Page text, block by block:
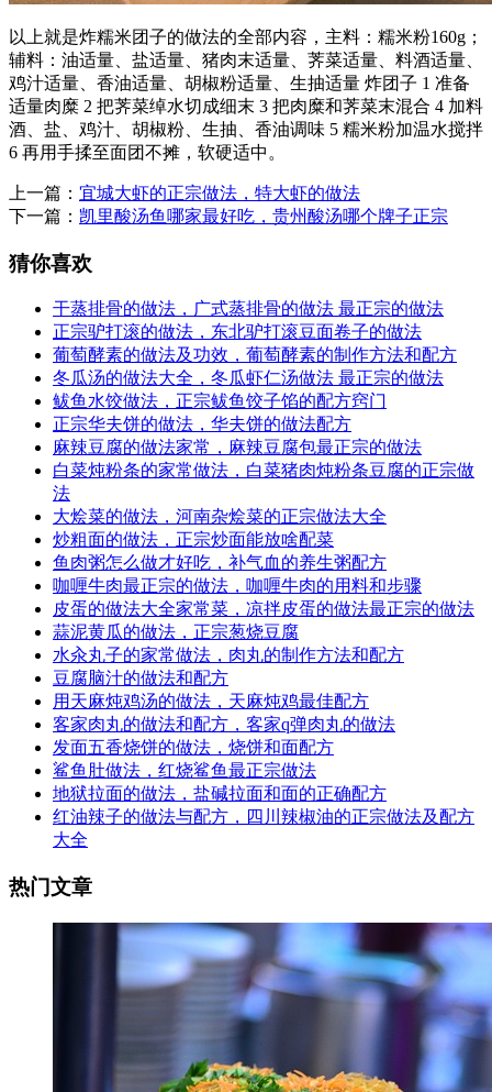
以上就是炸糯米团子的做法的全部内容，主料：糯米粉160g；
辅料：油适量、盐适量、猪肉末适量、荠菜适量、料酒适量、
鸡汁适量、香油适量、胡椒粉适量、生抽适量 炸团子 1 准备
适量肉糜 2 把荠菜绰水切成细末 3 把肉糜和荠菜末混合 4 加料
酒、盐、鸡汁、胡椒粉、生抽、香油调味 5 糯米粉加温水搅拌
6 再用手揉至面团不摊，软硬适中。
上一篇： 宜城大虾的正宗做法，特大虾的做法
下一篇： 凯里酸汤鱼哪家最好吃，贵州酸汤哪个牌子正宗
猜你喜欢
干蒸排骨的做法，广式蒸排骨的做法 最正宗的做法
正宗驴打滚的做法，东北驴打滚豆面卷子的做法
葡萄酵素的做法及功效，葡萄酵素的制作方法和配方
冬瓜汤的做法大全，冬瓜虾仁汤做法 最正宗的做法
鲅鱼水饺做法，正宗鲅鱼饺子馅的配方窍门
正宗华夫饼的做法，华夫饼的做法配方
麻辣豆腐的做法家常，麻辣豆腐包最正宗的做法
白菜炖粉条的家常做法，白菜猪肉炖粉条豆腐的正宗做
法
大烩菜的做法，河南杂烩菜的正宗做法大全
炒粗面的做法，正宗炒面能放啥配菜
鱼肉粥怎么做才好吃，补气血的养生粥配方
咖喱牛肉最正宗的做法，咖喱牛肉的用料和步骤
皮蛋的做法大全家常菜，凉拌皮蛋的做法最正宗的做法
蒜泥黄瓜的做法，正宗葱烧豆腐
水汆丸子的家常做法，肉丸的制作方法和配方
豆腐脑汁的做法和配方
用天麻炖鸡汤的做法，天麻炖鸡最佳配方
客家肉丸的做法和配方，客家q弹肉丸的做法
发面五香烧饼的做法，烧饼和面配方
鲨鱼肚做法，红烧鲨鱼最正宗做法
地狱拉面的做法，盐碱拉面和面的正确配方
红油辣子的做法与配方，四川辣椒油的正宗做法及配方
大全
热门文章